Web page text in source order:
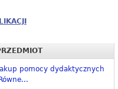
pomocy dydaktycznych